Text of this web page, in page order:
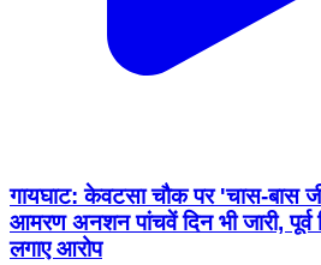
गायघाट: केवटसा चौक पर 'चास-बास
आमरण अनशन पांचवें दिन भी जारी,
लगाए आरोप